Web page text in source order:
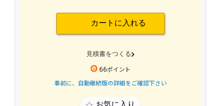
66
事前に、自動継続版の詳細をご確認下さい